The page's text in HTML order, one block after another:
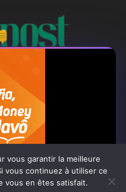
en ligne ...
42 82 18
vous garantir la meilleure
vous continuez à utiliser ce
vous en êtes satisfait.